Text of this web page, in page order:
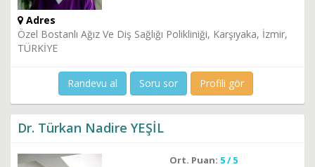
Adres
Özel Bostanlı Ağız Ve Diş Sağlığı Polikliniği, Karşıyaka, İzmir,
TÜRKİYE
Randevu al Soru sor Profili gör
Dr. Türkan Nadire YEŞİL
Ort. Puan: 5 / 5